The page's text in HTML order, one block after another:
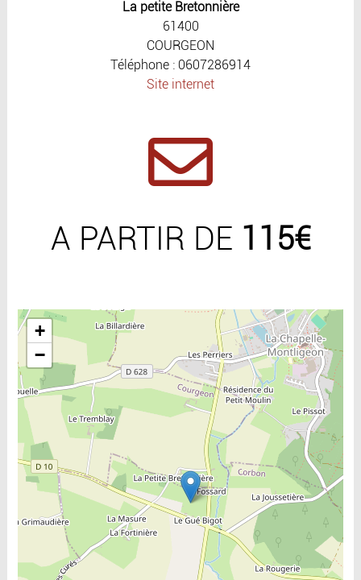
La petite Bretonnière
61400
COURGEON
Téléphone : 0607286914
Site internet
A PARTIR DE 115€
Include la carte
+
−